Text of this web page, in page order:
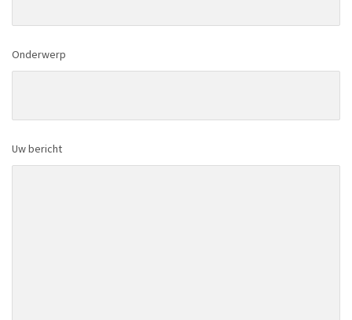
Onderwerp
Uw bericht